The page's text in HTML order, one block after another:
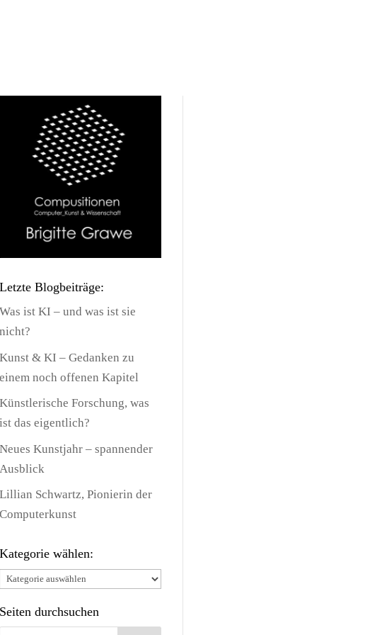
Letzte Blogbeiträge:
Was ist KI – und was ist sie
nicht?
Kunst & KI – Gedanken zu
einem noch offenen Kapitel
Künstlerische Forschung, was
ist das eigentlich?
Neues Kunstjahr – spannender
Ausblick
Lillian Schwartz, Pionierin der
Computerkunst
Kategorie wählen:
Kategorie
Seiten durchsuchen